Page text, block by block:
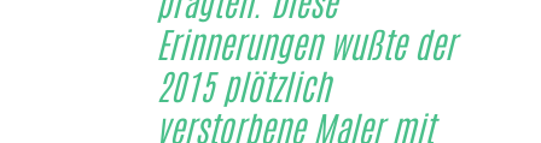
Erinnerungen wußte der
2015 plötzlich
verstorbene Maler mit